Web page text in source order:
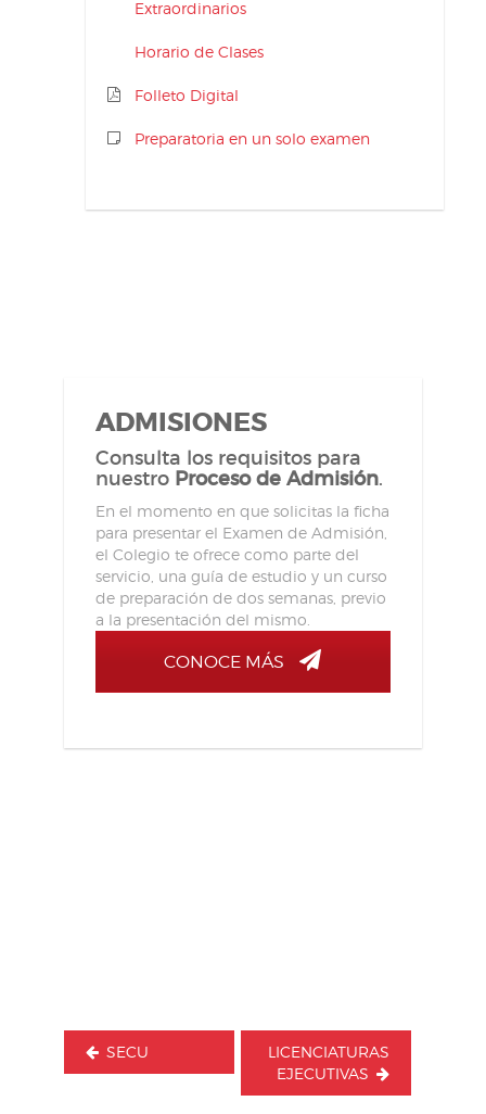
Extraordinarios
Horario de Clases
Folleto Digital
Preparatoria en un solo examen
ADMISIONES
Consulta los requisitos para
nuestro Proceso de Admisión.
En el momento en que solicitas la ficha
para presentar el Examen de Admisión,
el Colegio te ofrece como parte del
servicio, una guía de estudio y un curso
de preparación de dos semanas, previo
a la presentación del mismo.
CONOCE MÁS
SECU
LICENCIATURAS
EJECUTIVAS